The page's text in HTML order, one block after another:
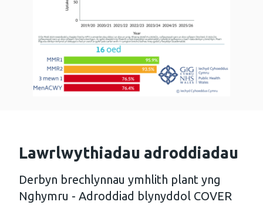
Lawrlwythiadau adroddiadau
Derbyn brechlynnau ymhlith plant yng
Nghymru - Adroddiad blynyddol COVER